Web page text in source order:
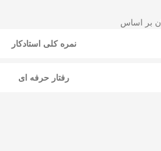
بر اساس
نمره کلی استادکار
رفتار حرفه ای